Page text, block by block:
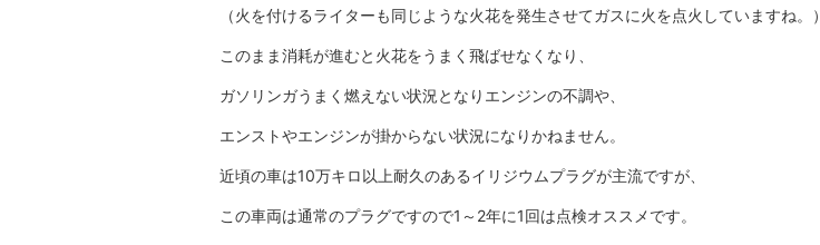
（火を付けるライターも同じような火花を発生させてガスに火を点火していますね。）
このまま消耗が進むと火花をうまく飛ばせなくなり、
ガソリンガうまく燃えない状況となりエンジンの不調や、
エンストやエンジンが掛からない状況になりかねません。
近頃の車は10万キロ以上耐久のあるイリジウムプラグが主流ですが、
この車両は通常のプラグですので1～2年に1回は点検オススメです。